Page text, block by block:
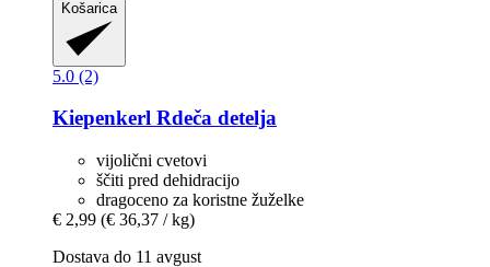
Košarica
5.0 (2)
Kiepenkerl Rdeča detelja
vijolični cvetovi
ščiti pred dehidracijo
dragoceno za koristne žuželke
€ 2,99 (€ 36,37 / kg)
Dostava do 11 avgust